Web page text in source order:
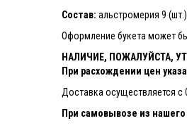
Состав: альстромерия 9
Оформление букета может
НАЛИЧИЕ, ПОЖАЛУЙСТА,
При расхождении цен
Доставка осуществляется с
При самовывозе из